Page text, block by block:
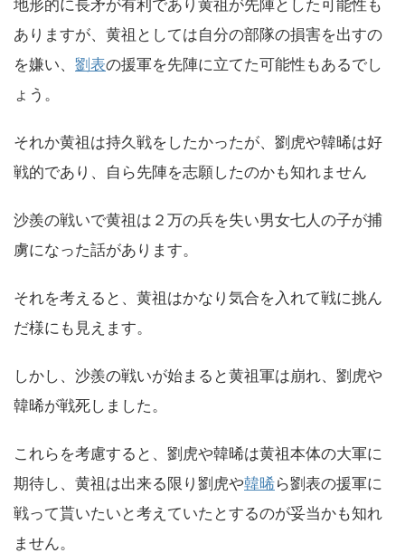
地形的に長矛が有利であり黄祖が先陣とした可能性も
ありますが、黄祖としては自分の部隊の損害を出すの
を嫌い、 劉表の援軍を先陣に立てた可能性もあるでし
ょう。
それか黄祖は持久戦をしたかったが、劉虎や韓晞は好
戦的であり、自ら先陣を志願したのかも知れません
沙羨の戦いで黄祖は２万の兵を失い男女七人の子が捕
虜になった話があります。
それを考えると、黄祖はかなり気合を入れて戦に挑ん
だ様にも見えます。
しかし、沙羨の戦いが始まると黄祖軍は崩れ、劉虎や
韓晞が戦死しました。
これらを考慮すると、劉虎や韓晞は黄祖本体の大軍に
期待し、黄祖は出来る限り劉虎や韓晞ら劉表の援軍に
戦って貰いたいと考えていたとするのが妥当かも知れ
ません。